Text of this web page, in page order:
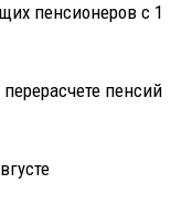
пенсионеров с 1
пенсий